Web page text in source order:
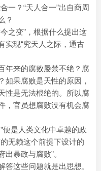
一？“天人合一”出自商周
？
之变”，根据什么提出这
实现“究天人之际，通古
年来的腐败屡禁不绝？腐
如果腐败是天性的原因，
性是无法根绝的。所以腐
，官员想腐败没有机会腐
便是人类文化中卓越的政
无赖这个前提下设计的
暴政与腐败”。
这些问题就是出思想。